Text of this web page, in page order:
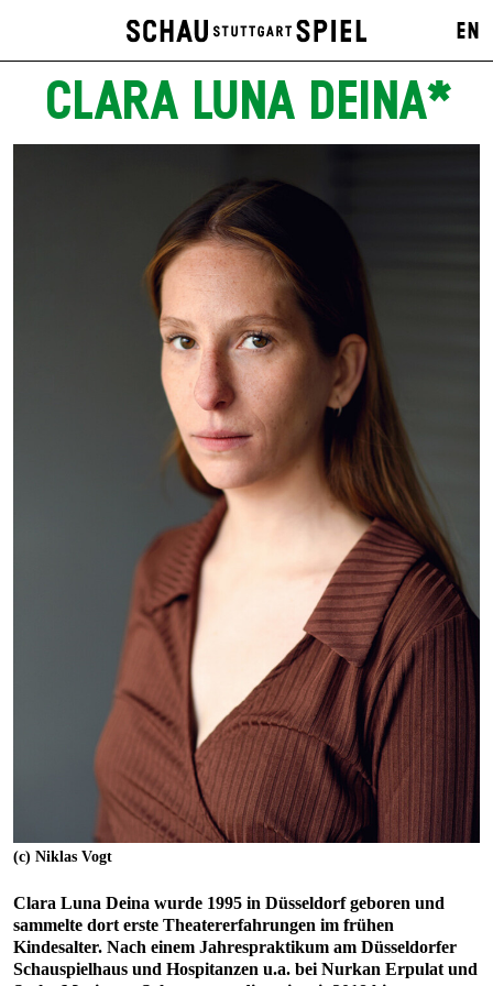
EN
CLARA LUNA DEINA*
(c) Niklas Vogt
Clara Luna Deina wurde 1995 in Düsseldorf geboren und
sammelte dort erste Theatererfahrungen im frühen
Kindesalter. Nach einem Jahrespraktikum am Düsseldorfer
Schauspielhaus und Hospitanzen u.a. bei Nurkan Erpulat und